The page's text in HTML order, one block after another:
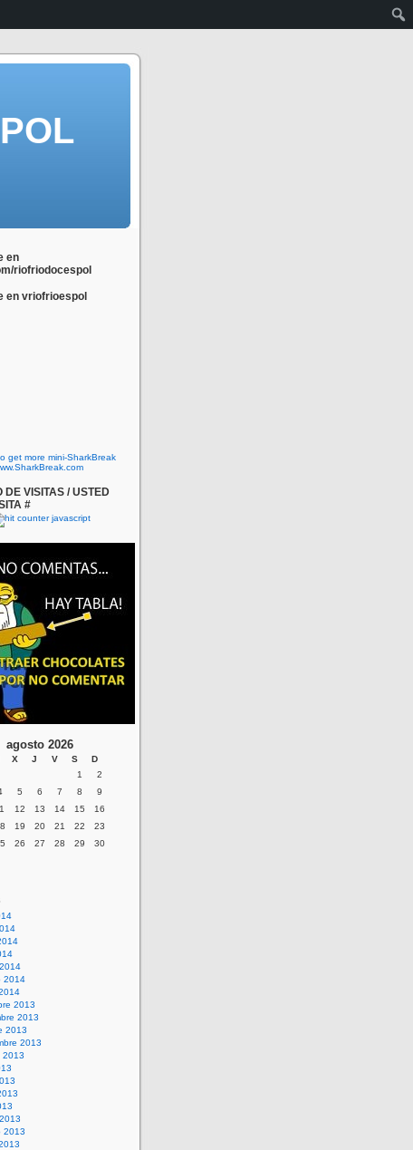
en
riofriodocespol
en vriofrioespol
get more mini-SharkBreak
DE VISITAS / USTED
#
agosto 2026
X J V S
D
1
2
5 6 7 8
9
12 13 14 15
16
19 20 21 22
23
26 27 28 29
30
2014
2013
2013
2013
2013
2013
2013